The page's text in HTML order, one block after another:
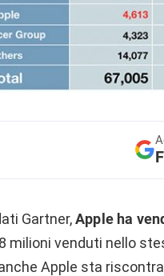
Gartner,Apple ha
milioni venduti nello
Apple sta